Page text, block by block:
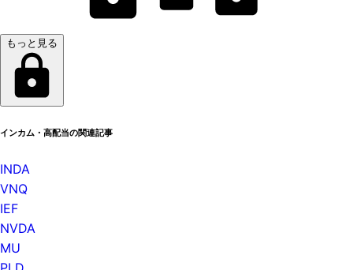
もっと見る
インカム・高配当の関連記事
INDA
VNQ
IEF
NVDA
MU